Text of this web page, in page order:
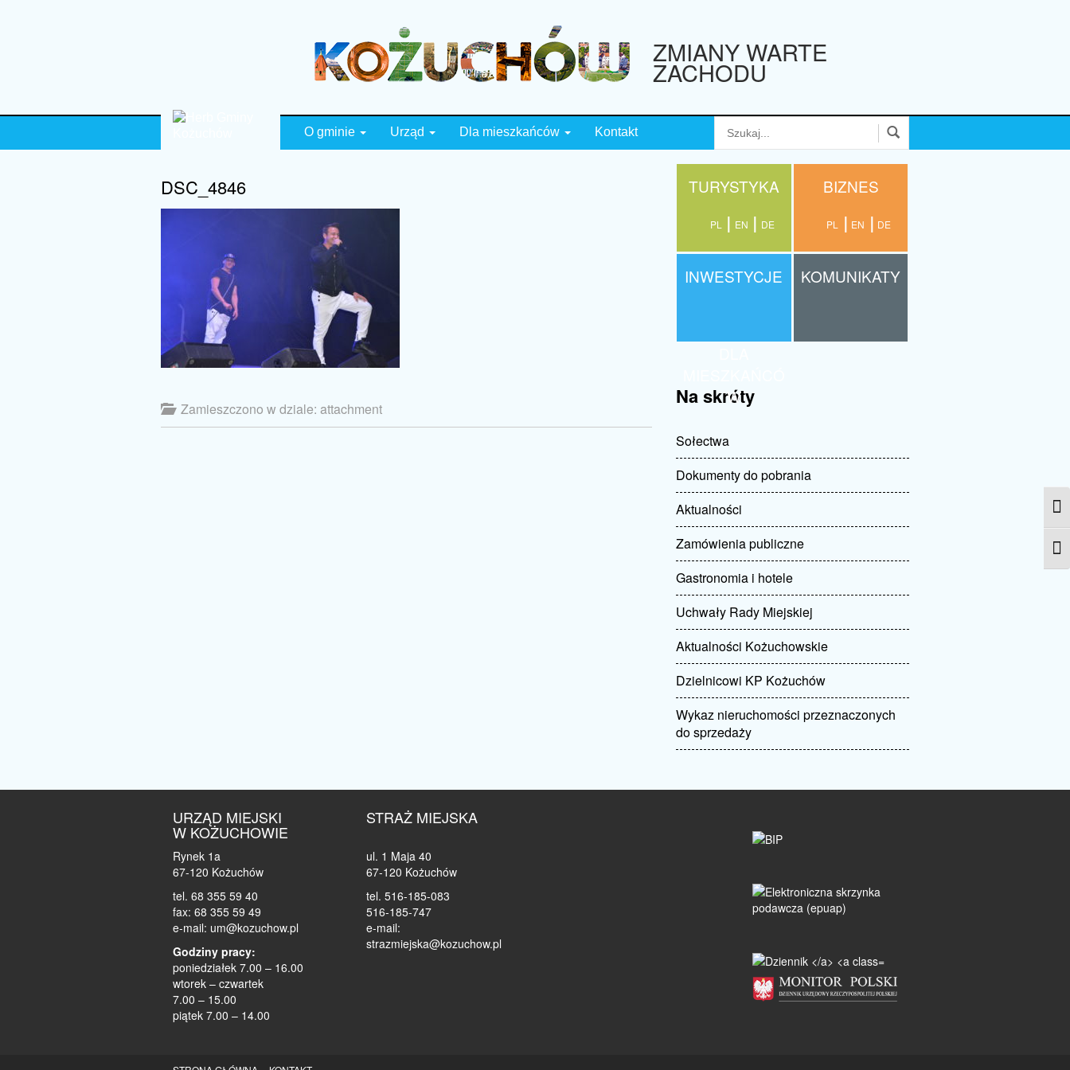
ZMIANY WARTE
ZACHODU
O gminie Urząd Dla mieszkańców Kontakt
DSC_4846
Zamieszczono w dziale: attachment
TURYSTYKA
PL EN DE
BIZNES
PL EN DE
INWESTYCJE KOMUNIKATY
W
Na skróty
Sołectwa
Dokumenty do pobrania
Aktualności
Zamówienia publiczne
Gastronomia i hotele
Uchwały Rady Miejskiej
Aktualności Kożuchowskie
Dzielnicowi KP Kożuchów
Wykaz nieruchomości przeznaczonych
do sprzedaży
URZĄD MIEJSKI
W KOŻUCHOWIE
Rynek 1a
67-120 Kożuchów
tel. 68 355 59 40
fax: 68 355 59 49
e-mail: um@kozuchow.pl
Godziny pracy:
poniedziałek 7.00 – 16.00
wtorek – czwartek
7.00 – 15.00
piątek 7.00 – 14.00
STRAŻ MIEJSKA
ul. 1 Maja 40
67-120 Kożuchów
tel. 516-185-083
516-185-747
e-mail:
strazmiejska@kozuchow.pl